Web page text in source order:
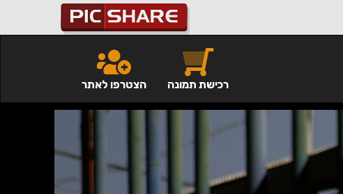
הצטרפו לאתר רכישת תמונה